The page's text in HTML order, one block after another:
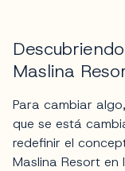
Maslina
Para cambiar
que se está
redefinir el
Maslina Resort en